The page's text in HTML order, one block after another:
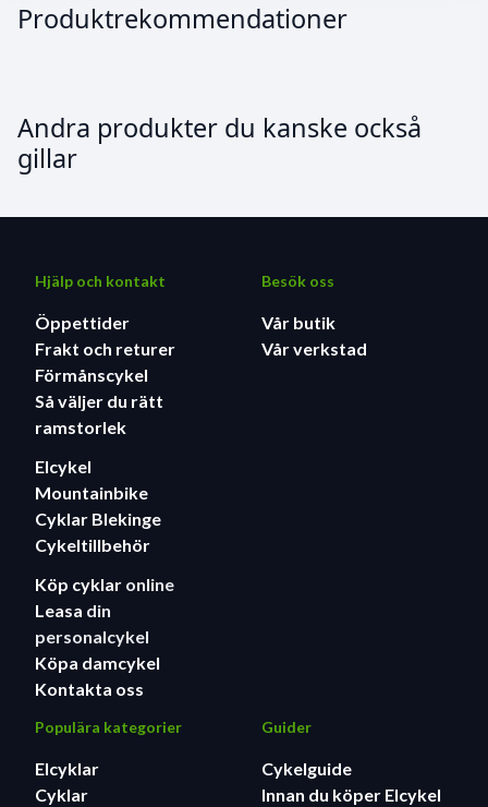
Produktrekommendationer
Andra produkter du kanske också
gillar
Hjälp och kontakt
Öppettider
Frakt och returer
Förmånscykel
Så väljer du rätt
ramstorlek
Elcykel
Mountainbike
Cyklar Blekinge
Cykeltillbehör
Köp cyklar online
Leasa din
personalcykel
Köpa damcykel
Kontakta oss
Besök oss
Vår butik
Vår verkstad
Populära kategorier
Elcyklar
Cyklar
Guider
Cykelguide
Innan du köper Elcykel